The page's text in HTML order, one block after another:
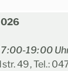
19:00
49, Tel.: